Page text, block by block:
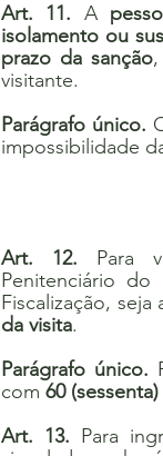
Art. 11. A
isolamento ou
prazo da sanção,
visitante.
Parágrafo único.
impossibilidade
Art. 12. Para
Penitenciário do
Fiscalização,
da visita.
Parágrafo único.
com 60
Art. 13. Para